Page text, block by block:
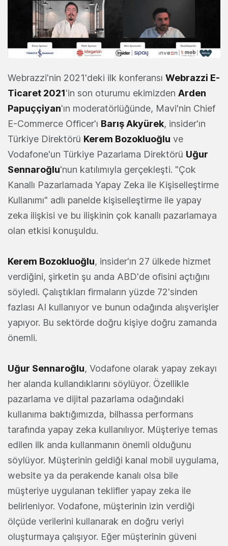
Webrazzi'nin 2021'deki ilk konferansı Webrazzi E-
Ticaret 2021'in son oturumu ekimizden Arden
Papuççiyan'ın moderatörlüğünde, Mavi'nin Chief
E-Commerce Officer'ı Barış Akyürek, insider'ın
Türkiye Direktörü Kerem Bozokluoğlu ve
Vodafone'un Türkiye Pazarlama Direktörü Uğur
Sennaroğlu'nun katılımıyla gerçekleşti. "Çok
Kanallı Pazarlamada Yapay Zeka ile Kişiselleştirme
Kullanımı" adlı panelde kişiselleştirme ile yapay
zeka ilişkisi ve bu ilişkinin çok kanallı pazarlamaya
olan etkisi konuşuldu.
Kerem Bozokluoğlu, insider'ın 27 ülkede hizmet
verdiğini, şirketin şu anda ABD'de ofisini açtığını
söyledi. Çalıştıkları firmaların yüzde 72'sinden
fazlası AI kullanıyor ve bunun odağında alışverişler
yapıyor. Bu sektörde doğru kişiye doğru zamanda
önemli.
Uğur Sennaroğlu, Vodafone olarak yapay zekayı
her alanda kullandıklarını söylüyor. Özellikle
pazarlama ve dijital pazarlama odağındaki
kullanıma baktığımızda, bilhassa performans
tarafında yapay zeka kullanılıyor. Müşteriye temas
edilen ilk anda kullanmanın önemli olduğunu
söylüyor. Müşterinin geldiği kanal mobil uygulama,
website ya da perakende kanalı olsa bile
müşteriye uygulanan teklifler yapay zeka ile
belirleniyor. Vodafone, müşterinin izin verdiği
ölçüde verilerini kullanarak en doğru veriyi
oluşturmaya çalışıyor. Eğer müşterinin güveni